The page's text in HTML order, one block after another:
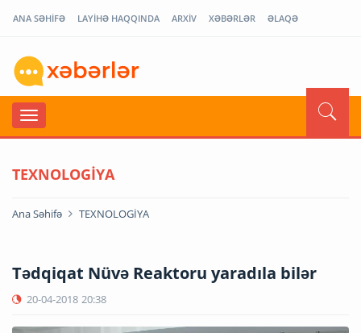
ANA SƏHİFƏ LAYİHƏ HAQQINDA ARXİV XƏBƏRLƏR ƏLAQƏ
TEXNOLOGİYA
Ana Səhifə TEXNOLOGİYA
Tədqiqat Nüvə Reaktoru yaradıla bilər
20-04-2018 20:38